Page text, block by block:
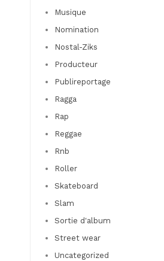
Musique
Nomination
Nostal-Ziks
Producteur
Publireportage
Ragga
Rap
Reggae
Rnb
Roller
Skateboard
Slam
Sortie d'album
Street wear
Uncategorized